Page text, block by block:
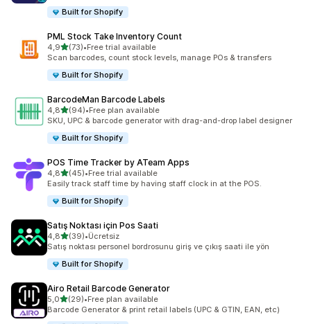
Built for Shopify
PML Stock Take Inventory Count
4,95 yıldız üzerinden
(73)
toplam 73 değerlendirme
•Free trial available
Scan barcodes, count stock levels, manage POs & transfers
Built for Shopify
BarcodeMan Barcode Labels
4,85 yıldız üzerinden
(94)
toplam 94 değerlendirme
•Free plan available
SKU, UPC & barcode generator with drag-and-drop label designer
Built for Shopify
POS Time Tracker by ATeam Apps
4,85 yıldız üzerinden
(45)
toplam 45 değerlendirme
•Free trial available
Easily track staff time by having staff clock in at the POS.
Built for Shopify
Satış Noktası için Pos Saati
4,85 yıldız üzerinden
(39)
toplam 39 değerlendirme
•Ücretsiz
Satış noktası personel bordrosunu giriş ve çıkış saati ile yön
Built for Shopify
Airo Retail Barcode Generator
5,05 yıldız üzerinden
(29)
toplam 29 değerlendirme
•Free plan available
Barcode Generator & print retail labels (UPC & GTIN, EAN, etc)